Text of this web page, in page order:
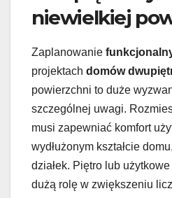
niewielkiej
Zaplanowanie
projektach domów
powierzchni to duże
szczególnej uwagi.
musi zapewniać komfort
wydłużonym kształcie
działek. Piętro lub
dużą rolę w zwiększeniu